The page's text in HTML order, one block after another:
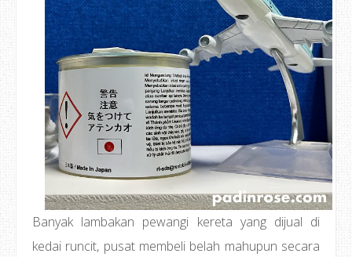
Banyak lambakan pewangi kereta yang dijual di
kedai runcit, pusat membeli belah mahupun secara